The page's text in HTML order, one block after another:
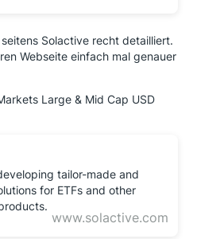
Solactive recht detailliert.
Webseite einfach mal genauer
Large & Mid Cap USD
tailor-made and
for ETFs and other
www.solactive.com